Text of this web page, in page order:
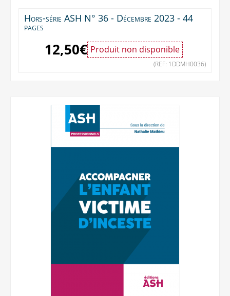
Hors-série ASH N° 36 - Décembre 2023 - 44
pages
12,50€ Produit non disponible
(REF: 1DDMH0036)